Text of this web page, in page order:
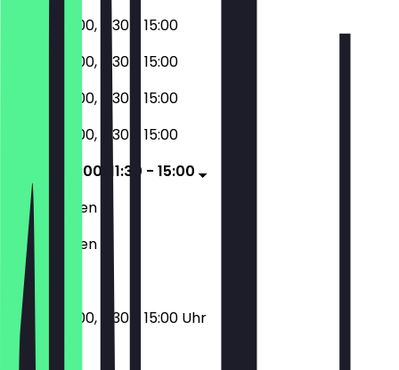
08:00 - 10:00, 11:30 - 15:00
08:00 - 10:00, 11:30 - 15:00
08:00 - 10:00, 11:30 - 15:00
08:00 - 10:00, 11:30 - 15:00
08:00 - 10:00, 11:30 - 15:00
Geschlossen
Geschlossen
08:00 - 10:00, 11:30 - 15:00 Uhr